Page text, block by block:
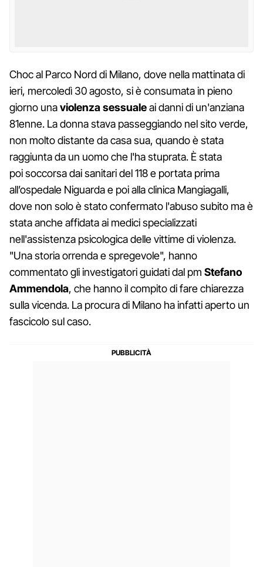
Choc al Parco Nord di Milano, dove nella mattinata di
ieri, mercoledì 30 agosto, si è consumata in pieno
giorno unaviolenza sessualeai danni di un'anziana
81enne. La donna stava passeggiando nel sito verde,
non molto distante da casa sua, quando è stata
raggiunta da un uomo che l'ha stuprata. È stata
poi soccorsa dai sanitari del 118 e portata prima
all’ospedale Niguarda e poi alla clinica Mangiagalli,
dove non solo è stato confermato l'abuso subito ma è
stata anche affidata ai medici specializzati
nell'assistenza psicologica delle vittime di violenza.
"Una storia orrenda e spregevole", hanno
commentato gli investigatori guidati dal pm Stefano
Ammendola, che hanno il compito di fare chiarezza
sulla vicenda. La procura di Milano ha infatti aperto un
fascicolo sul caso.